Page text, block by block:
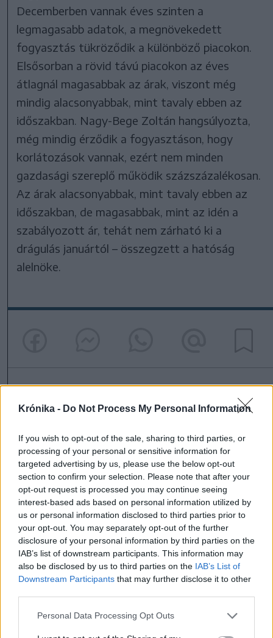
Krónika - Do Not Process My Personal Information
If you wish to opt-out of the sale, sharing to third parties, or
processing of your personal or sensitive information for
targeted advertising by us, please use the below opt-out
section to confirm your selection. Please note that after your
opt-out request is processed you may continue seeing
interest-based ads based on personal information utilized by
us or personal information disclosed to third parties prior to
your opt-out. You may separately opt-out of the further
disclosure of your personal information by third parties on the
IAB’s list of downstream participants. This information may
also be disclosed by us to third parties on the IAB’s List of
Downstream Participants that may further disclose it to other
Personal Data Processing Opt Outs
Decemberben vannak éves szinten a
legmagasabb adatok, a megnövekedett
fogyasztás tükröződik a különböző piacokon.
Elsősorban a rövid távú piacokon az éves
átlagnál magasabbak az árak, viszont még
mindig alacsonyabbak, mint tavaly ebben az
időszakban. Nagy-Bege Zoltán hangsúlyozta,
még mindig érződik a fogyasztáson, hogy
korlátozások vannak, ezért nem minden
gazdasági szereplő működik százszázalékosan.
Az árak alacsonyabbak, mint tavaly ebben az
időszakban, de magasabbak, mint az idén a
szabályozott ár, tehát nem zárható ki a
drágulás januártól – összegzett a hatóság
alelnöke.
Ezek is érdekelhetik
Krónika
Putyin egy NATO-tagállam
megtámadására készül az
amerikai hírszerzés szerint
Krónika
Megnevezte államfőjelöltjét
a Tisza Párt